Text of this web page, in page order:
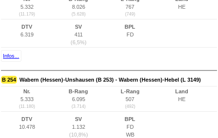
5.332
(11.179)
8.026
(5.628)
767
(749)
HE
DTV
6.319
SV
411
(6,5%)
BPL
FD
Infos...
B 254 Wabern (Hessen)-Unshausen (B 253) - Wabern (Hessen)-Hebel (L 3149)
Nr.
5.333
(11.180)
B-Rang
6.095
(3.714)
L-Rang
507
(492)
Land
HE
DTV
10.478
SV
1.132
(10,8%)
BPL
FD
WB